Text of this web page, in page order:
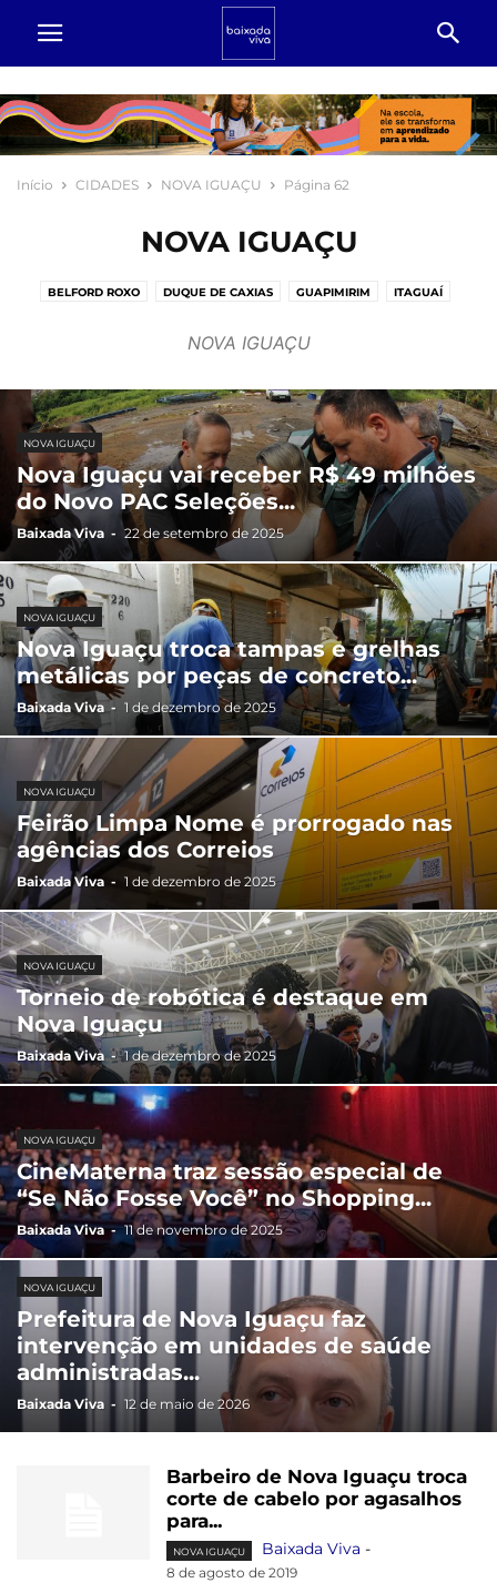
Início CIDADES NOVA IGUAÇU Página 62
NOVA IGUAÇU
BELFORD ROXO DUQUE DE CAXIAS GUAPIMIRIM
ITAGUAÍ
QUEIMADOS RIO DE JANEIRO
NOVA IGUAÇU
NOVA IGUAÇU
Nova Iguaçu vai receber R$ 49 milhões
do Novo PAC Seleções...
Baixada Viva - 22 de setembro de 2025
NOVA IGUAÇU
Nova Iguaçu troca tampas e grelhas
metálicas por peças de concreto...
Baixada Viva - 1 de dezembro de 2025
NOVA IGUAÇU
Feirão Limpa Nome é prorrogado nas
agências dos Correios
Baixada Viva - 1 de dezembro de 2025
NOVA IGUAÇU
Torneio de robótica é destaque em
Nova Iguaçu
Baixada Viva - 1 de dezembro de 2025
NOVA IGUAÇU
CineMaterna traz sessão especial de
“Se Não Fosse Você” no Shopping...
Baixada Viva - 11 de novembro de 2025
NOVA IGUAÇU
Prefeitura de Nova Iguaçu faz
intervenção em unidades de saúde
administradas...
Baixada Viva - 12 de maio de 2026
Barbeiro de Nova Iguaçu troca
corte de cabelo por agasalhos
para...
NOVA IGUAÇU Baixada Viva -
8 de agosto de 2019